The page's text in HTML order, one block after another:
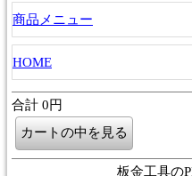
商品メニュー
HOME
合計 0円
板金工具の